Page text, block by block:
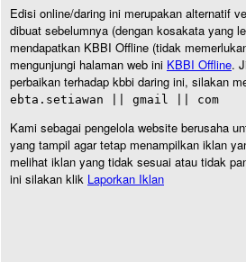
Edisi online/daring ini merupakan alternatif
dibuat sebelumnya (dengan kosakata yang
mendapatkan KBBI Offline (tidak
mengunjungi halaman web ini KBBI Offline.
perbaikan terhadap kbbi daring ini, silakan
ebta.setiawan || gmail || com
Kami sebagai pengelola website berusaha
yang tampil agar tetap menampilkan iklan
melihat iklan yang tidak sesuai atau tidak
ini silakan klik Laporkan Iklan